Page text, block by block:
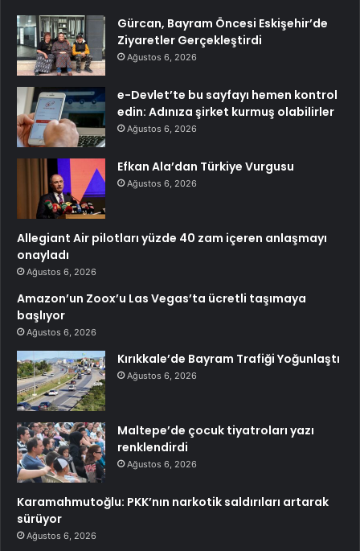
Gürcan, Bayram Öncesi Eskişehir’de
Ziyaretler Gerçekleştirdi
Ağustos 6, 2026
e-Devlet’te bu sayfayı hemen kontrol
edin: Adınıza şirket kurmuş olabilirler
Ağustos 6, 2026
Efkan Ala’dan Türkiye Vurgusu
Ağustos 6, 2026
Allegiant Air pilotları yüzde 40 zam içeren anlaşmayı
onayladı
Ağustos 6, 2026
Amazon’un Zoox’u Las Vegas’ta ücretli taşımaya
başlıyor
Ağustos 6, 2026
Kırıkkale’de Bayram Trafiği Yoğunlaştı
Ağustos 6, 2026
Maltepe’de çocuk tiyatroları yazı
renklendirdi
Ağustos 6, 2026
Karamahmutoğlu: PKK’nın narkotik saldırıları artarak
sürüyor
Ağustos 6, 2026